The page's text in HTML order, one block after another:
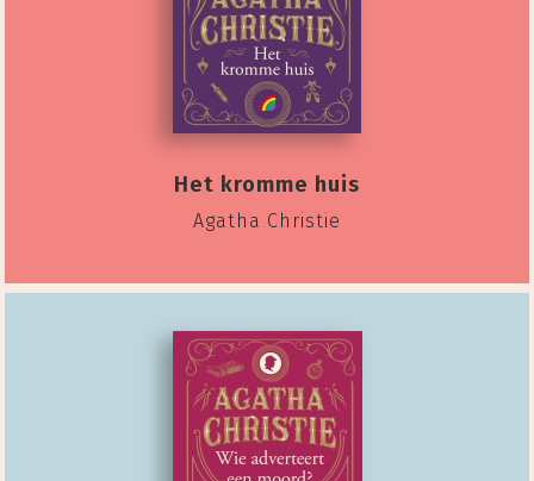
Het kromme huis
Agatha Christie